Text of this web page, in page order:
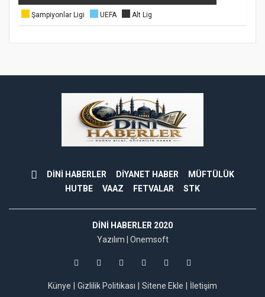
Şampiyonlar Ligi UEFA Alt Lig
DİNİ HABERLER DİYANET HABER
MÜFTÜLÜK
HUTBE
VAAZ FETVALAR STK
DINI HABERLER 2020
Yazılım | Onemsoft
Künye Gizlilik Politikası Sitene Ekle İletişim